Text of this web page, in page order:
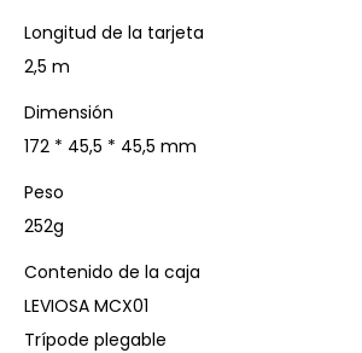
Longitud de la tarjeta
2,5 m
Dimensión
172 * 45,5 * 45,5 mm
Peso
252g
Contenido de la caja
LEVIOSA MCX01
Trípode plegable